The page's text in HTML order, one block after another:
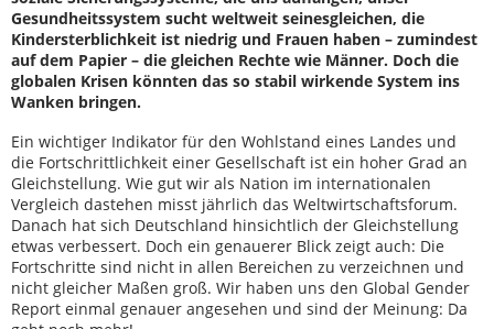
Gesundheitssystem sucht weltweit seinesgleichen, die
Kindersterblichkeit ist niedrig und Frauen haben – zumindest
auf dem Papier – die gleichen Rechte wie Männer. Doch die
globalen Krisen könnten das so stabil wirkende System ins
Wanken bringen.
Ein wichtiger Indikator für den Wohlstand eines Landes und
die Fortschrittlichkeit einer Gesellschaft ist ein hoher Grad an
Gleichstellung. Wie gut wir als Nation im internationalen
Vergleich dastehen misst jährlich das Weltwirtschaftsforum.
Danach hat sich Deutschland hinsichtlich der Gleichstellung
etwas verbessert. Doch ein genauerer Blick zeigt auch: Die
Fortschritte sind nicht in allen Bereichen zu verzeichnen und
nicht gleicher Maßen groß. Wir haben uns den Global Gender
Report einmal genauer angesehen und sind der Meinung: Da